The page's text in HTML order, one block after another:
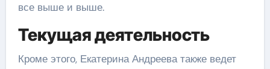
все выше и выше.
Текущая деятельность
Кроме этого, Екатерина Андреева также ведет